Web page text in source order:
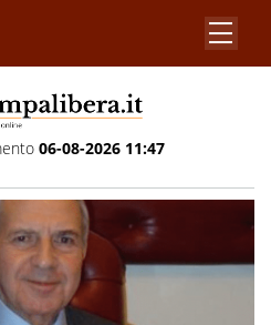
06-08-2026 11:47